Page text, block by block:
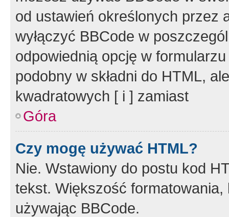
od ustawień określonych przez
wyłączyć BBCode w
odpowiednią opcję w
podobny w składni do HTML,
kwadratowych [ i ] zamiast
Góra
Czy mogę używać HTML?
Nie. Wstawiony do postu kod
tekst. Większość
używając BBCode.